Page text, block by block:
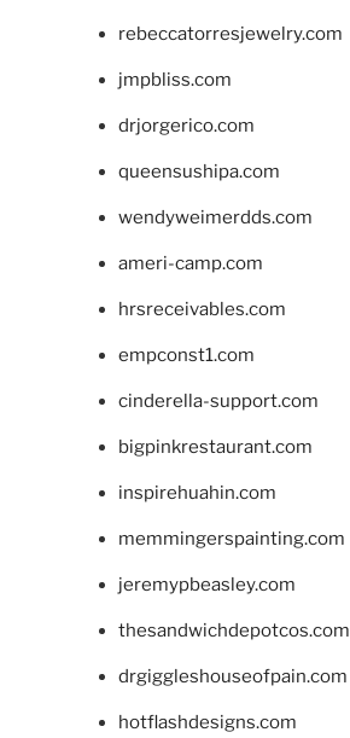
rebeccatorresjewelry.com
jmpbliss.com
drjorgerico.com
queensushipa.com
wendyweimerdds.com
ameri-camp.com
hrsreceivables.com
empconst1.com
cinderella-support.com
bigpinkrestaurant.com
inspirehuahin.com
memmingerspainting.com
jeremypbeasley.com
thesandwichdepotcos.com
drgiggleshouseofpain.com
hotflashdesigns.com